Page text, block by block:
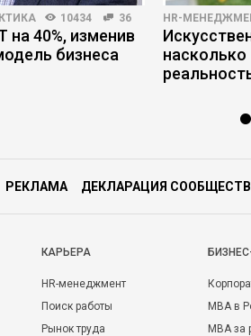
10434 36
на 40%, изменив
бизнеса
HR-
РЕКЛАМА ДЕКЛАРАЦИЯ
КАРЬЕРА
HR-менеджмент
Поиск работы
Рынок труда
MBA в
MBA